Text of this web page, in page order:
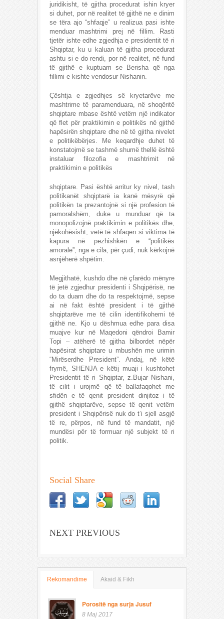
juridikisht, të gjitha procedurat ishin kryer
si duhet, por në realitet të gjithë ne e dinim
se tëra ajo “shfaqje” u realizua pasi ishte
menduar mashtrimi prej në fillim. Rasti
tjetër ishte edhe zgjedhja e presidentit të ri
Shqiptar, ku u kaluan të gjitha procedurat
ashtu si e do rendi, por në realitet, në fund
të gjithë e kuptuam se Berisha që nga
fillimi e kishte vendosur Nishanin.
Çështja e zgjedhjes së kryetarëve me
mashtrime të paramenduara, në shoqëritë
shqiptare mbase është vetëm një indikator
që flet për praktikimin e politikës në gjithë
hapësirën shqiptare dhe në të gjitha nivelet
e politikëbërjes. Me keqardhje duhet të
konstatojmë se tashmë shumë thellë është
instaluar filozofia e mashtrimit në
praktikimin e politikës
shqiptare. Pasi është arritur ky nivel, tash
politikanët shqiptarë ia kanë mësyrë që
politikën ta prezantojnë si një profesion të
pamoralshëm, duke u munduar që ta
monopolizojnë praktikimin e politikës dhe,
njëkohësisht, vetë të shfaqen si viktima të
kapura në pezhishkën e “politikës
amorale”, nga e cila, për çudi, nuk kërkojnë
asnjëherë shpëtim.
Megjithatë, kushdo dhe në çfarëdo mënyre
të jetë zgjedhur presidenti i Shqipërisë, ne
do ta duam dhe do ta respektojmë, sepse
ai në fakt është president i të gjithë
shqiptarëve me të cilin identifikohemi të
gjithë ne. Kjo u dëshmua edhe para disa
muajve kur në Maqedoni qëndroi Bamir
Topi – atëherë të gjitha bilbordet nëpër
hapësirat shqiptare u mbushën me urimin
“Mirëserdhe President”. Andaj, në këtë
frymë, SHENJA e këtij muaji i kushtohet
Presidentit të ri Shqiptar, z.Bujar Nishani,
të cilit i urojmë që të ballafaqohet me
sfidën e të qenit president dinjitoz i të
gjithë shqiptarëve, sepse të qenit vetëm
president i Shqipërisë nuk do t’i sjell asgjë
të re, përpos, në fund të mandatit, një
mundësi për të formuar një subjekt të ri
politik.
Social Share
NEXT PREVIOUS
Rekomandime Akaid & Fikh
Porositë nga surja Jusuf
8 Maj 2017